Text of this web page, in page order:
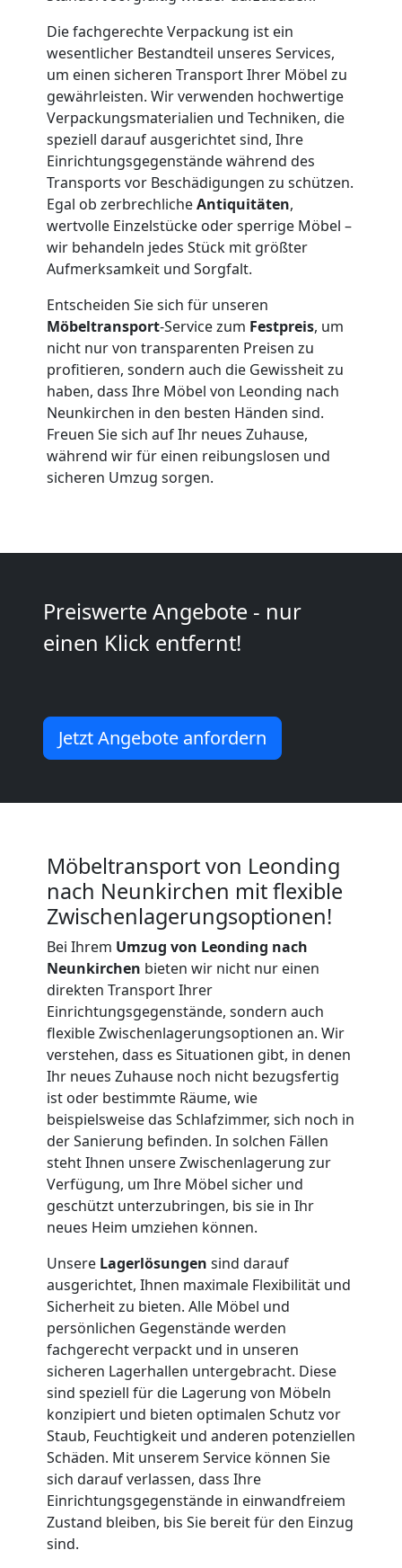
Die fachgerechte Verpackung ist ein
wesentlicher Bestandteil unseres Services,
um einen sicheren Transport Ihrer Möbel zu
gewährleisten. Wir verwenden hochwertige
Verpackungsmaterialien und Techniken, die
speziell darauf ausgerichtet sind, Ihre
Einrichtungsgegenstände während des
Transports vor Beschädigungen zu schützen.
Egal ob zerbrechlicheAntiquitäten,
wertvolle Einzelstücke oder sperrige Möbel –
wir behandeln jedes Stück mit größter
Aufmerksamkeit und Sorgfalt.
Entscheiden Sie sich für unseren
Möbeltransport-Service zum Festpreis, um
nicht nur von transparenten Preisen zu
profitieren, sondern auch die Gewissheit zu
haben, dass Ihre Möbel von Leonding nach
Neunkirchen in den besten Händen sind.
Freuen Sie sich auf Ihr neues Zuhause,
während wir für einen reibungslosen und
sicheren Umzug sorgen.
Preiswerte Angebote - nur
einen Klick entfernt!
Jetzt Angebote anfordern
Möbeltransport von Leonding
nach Neunkirchen mit flexible
Zwischenlagerungsoptionen!
Bei Ihrem Umzug von Leonding nach
Neunkirchen bieten wir nicht nur einen
direkten Transport Ihrer
Einrichtungsgegenstände, sondern auch
flexible Zwischenlagerungsoptionen an. Wir
verstehen, dass es Situationen gibt, in denen
Ihr neues Zuhause noch nicht bezugsfertig
ist oder bestimmte Räume, wie
beispielsweise das Schlafzimmer, sich noch in
der Sanierung befinden. In solchen Fällen
steht Ihnen unsere Zwischenlagerung zur
Verfügung, um Ihre Möbel sicher und
geschützt unterzubringen, bis sie in Ihr
neues Heim umziehen können.
Unsere Lagerlösungen sind darauf
ausgerichtet, Ihnen maximale Flexibilität und
Sicherheit zu bieten. Alle Möbel und
persönlichen Gegenstände werden
fachgerecht verpackt und in unseren
sicheren Lagerhallen untergebracht. Diese
sind speziell für die Lagerung von Möbeln
konzipiert und bieten optimalen Schutz vor
Staub, Feuchtigkeit und anderen potenziellen
Schäden. Mit unserem Service können Sie
sich darauf verlassen, dass Ihre
Einrichtungsgegenstände in einwandfreiem
Zustand bleiben, bis Sie bereit für den Einzug
sind.
und
Lagerung
Leonding
Full-
Service-
Umzug
Leonding
Qualitäts-
Umzüge
Leonding
Vereinsumzug
Leonding
Anfrage
Möbeltransport
National
International
Beiladung
National
Beiladung
International
Internationaler
Umzug
Nationaler
Umzug